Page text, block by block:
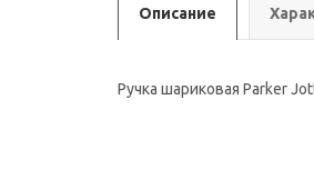
Описание
Ручка шариковая Parker